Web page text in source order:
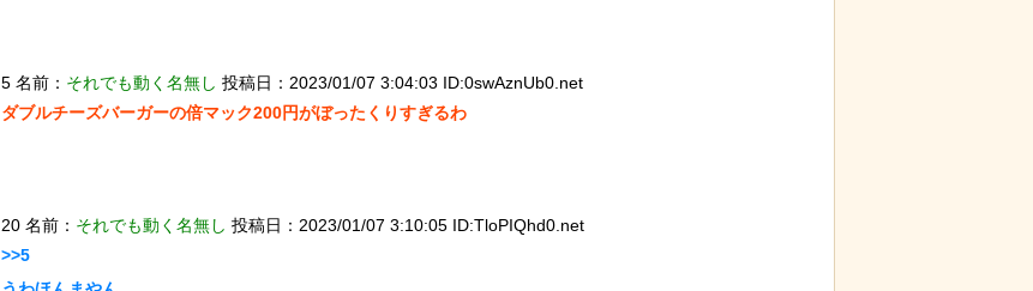
5 名前： それでも動く名無し 投稿日：2023/01/07 3:04:03 ID:0swAznUb0.net
ダブルチーズバーガーの倍マック200円がぼったくりすぎるわ
20 名前： それでも動く名無し 投稿日：2023/01/07 3:10:05 ID:TloPIQhd0.net
>>5